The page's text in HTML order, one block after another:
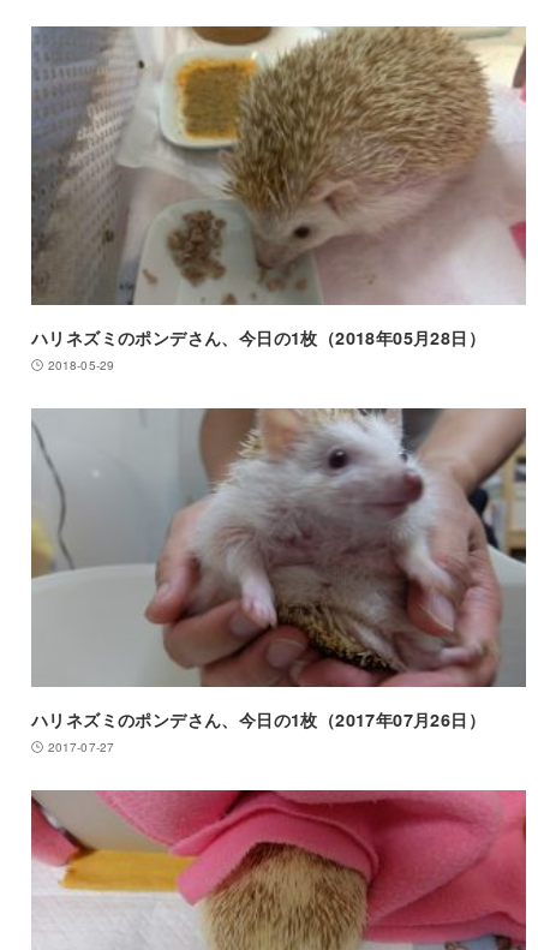
ハリネズミのポンデさん、今日の1枚（2018年05月28日）
2018-05-29
ハリネズミのポンデさん、今日の1枚（2017年07月26日）
2017-07-27